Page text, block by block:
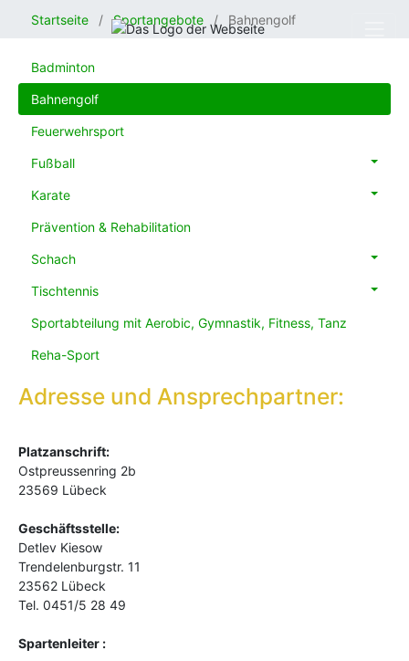
Startseite Sportangebote Bahnengolf
Badminton
Bahnengolf
Feuerwehrsport
Fußball
Karate
Prävention & Rehabilitation
Schach
Tischtennis
Sportabteilung mit Aerobic, Gymnastik, Fitness, Tanz
Reha-Sport
Adresse und Ansprechpartner:
Platzanschrift:
Ostpreussenring 2b
23569 Lübeck
Geschäftsstelle:
Detlev Kiesow
Trendelenburgstr. 11
23562 Lübeck
Tel. 0451/5 28 49
Spartenleiter :